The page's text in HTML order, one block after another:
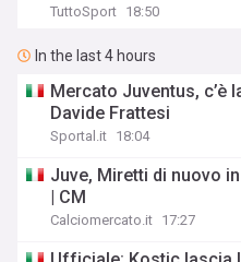
TuttoSport 18:50
In the last 4 hours
Mercato Juventus, c’è
Davide Frattesi
Sportal.it 18:04
Juve, Miretti di nuovo
| CM
Calciomercato.it 17:27